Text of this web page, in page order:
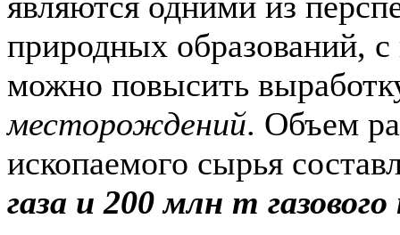
природных образований,
можно повысить
месторождений. Объем
ископаемого сырья
газа и 200 млн т